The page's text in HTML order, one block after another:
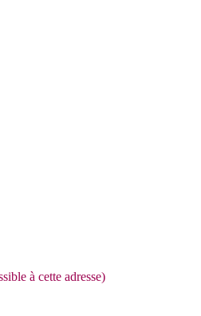
à cette adresse)